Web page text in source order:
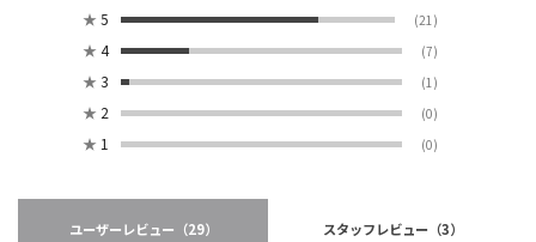
★ 5 (21)
★ 4 (7)
★ 3 (1)
★ 2 (0)
★ 1 (0)
ユーザーレビュー （29） スタッフレビュー （3）